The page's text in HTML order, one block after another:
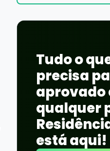
Tudo o
precisa
aprovado
qualquer
está aqui!